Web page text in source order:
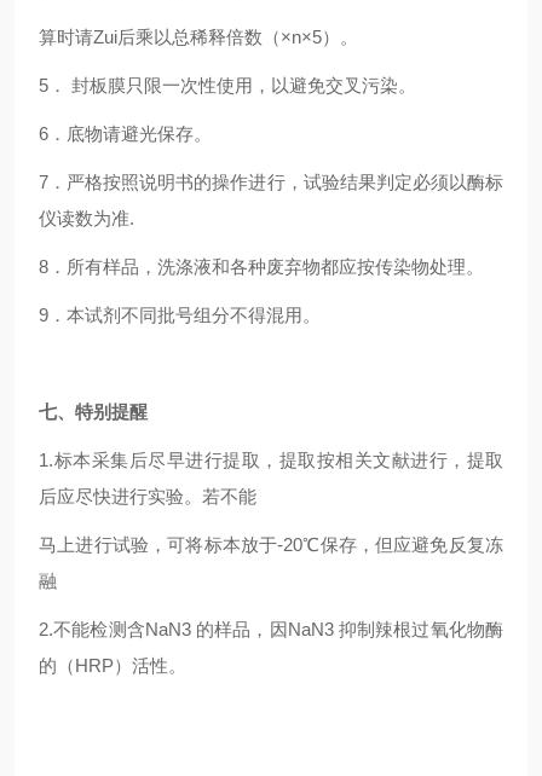
算时请Zui后乘以总稀释倍数（×n×5）。
5 ． 封板膜只限一次性使用，以避免交叉污染。
6 ．底物请避光保存。
7 ．严格按照说明书的操作进行，试验结果判定必须以酶标
仪读数为准.
8 ．所有样品，洗涤液和各种废弃物都应按传染物处理。
9 ．本试剂不同批号组分不得混用。
七、特别提醒
1.标本采集后尽早进行提取，提取按相关文献进行，提取
后应尽快进行实验。若不能
马上进行试验，可将标本放于-20℃保存，但应避免反复冻
融
2.不能检测含NaN3 的样品，因NaN3 抑制辣根过氧化物酶
的（HRP）活性。